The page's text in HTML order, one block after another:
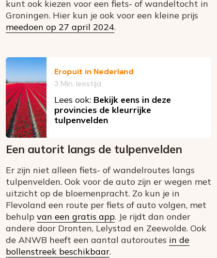
kunt ook kiezen voor een fiets- of wandeltocht in
Groningen. Hier kun je ook voor een kleine prijs
meedoen op 27 april 2024.
Eropuit in Nederland
3 Min. leestijd
Lees ook: Bekijk eens in deze
provincies de kleurrijke
tulpenvelden
Een autorit langs de tulpenvelden
Er zijn niet alleen fiets- of wandelroutes langs
tulpenvelden. Ook voor de auto zijn er wegen met
uitzicht op de bloemenpracht. Zo kun je in
Flevoland een route per fiets of auto volgen, met
behulp van een gratis app. Je rijdt dan onder
andere door Dronten, Lelystad en Zeewolde. Ook
de ANWB heeft een aantal autoroutes in de
bollenstreek beschikbaar.